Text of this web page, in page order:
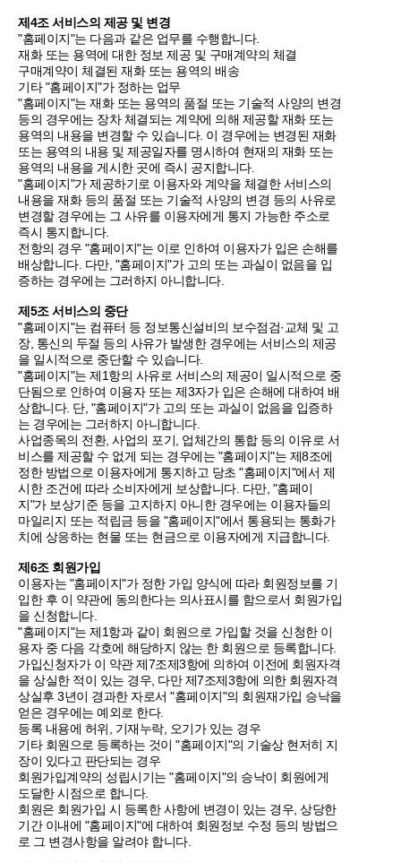
제4조 서비스의 제공 및 변경
"홈페이지"는 다음과 같은 업무를 수행합니다.
재화 또는 용역에 대한 정보 제공 및 구매계약의 체결
구매계약이 체결된 재화 또는 용역의 배송
기타 "홈페이지"가 정하는 업무
"홈페이지"는 재화 또는 용역의 품절 또는 기술적 사양의 변경
등의 경우에는 장차 체결되는 계약에 의해 제공할 재화 또는
용역의 내용을 변경할 수 있습니다. 이 경우에는 변경된 재화
또는 용역의 내용 및 제공일자를 명시하여 현재의 재화 또는
용역의 내용을 게시한 곳에 즉시 공지합니다.
"홈페이지"가 제공하기로 이용자와 계약을 체결한 서비스의
내용을 재화 등의 품절 또는 기술적 사양의 변경 등의 사유로
변경할 경우에는 그 사유를 이용자에게 통지 가능한 주소로
즉시 통지합니다.
전항의 경우 "홈페이지"는 이로 인하여 이용자가 입은 손해를
배상합니다. 다만, "홈페이지"가 고의 또는 과실이 없음을 입
증하는 경우에는 그러하지 아니합니다.
제5조 서비스의 중단
"홈페이지"는 컴퓨터 등 정보통신설비의 보수점검·교체 및 고
장, 통신의 두절 등의 사유가 발생한 경우에는 서비스의 제공
을 일시적으로 중단할 수 있습니다.
"홈페이지"는 제1항의 사유로 서비스의 제공이 일시적으로 중
단됨으로 인하여 이용자 또는 제3자가 입은 손해에 대하여 배
상합니다. 단, "홈페이지"가 고의 또는 과실이 없음을 입증하
는 경우에는 그러하지 아니합니다.
사업종목의 전환, 사업의 포기, 업체간의 통합 등의 이유로 서
비스를 제공할 수 없게 되는 경우에는 "홈페이지"는 제8조에
정한 방법으로 이용자에게 통지하고 당초 "홈페이지"에서 제
시한 조건에 따라 소비자에게 보상합니다. 다만, "홈페이
지"가 보상기준 등을 고지하지 아니한 경우에는 이용자들의
마일리지 또는 적립금 등을 "홈페이지"에서 통용되는 통화가
치에 상응하는 현물 또는 현금으로 이용자에게 지급합니다.
제6조 회원가입
이용자는 "홈페이지"가 정한 가입 양식에 따라 회원정보를 기
입한 후 이 약관에 동의한다는 의사표시를 함으로서 회원가입
을 신청합니다.
"홈페이지"는 제1항과 같이 회원으로 가입할 것을 신청한 이
용자 중 다음 각호에 해당하지 않는 한 회원으로 등록합니다.
가입신청자가 이 약관 제7조제3항에 의하여 이전에 회원자격
을 상실한 적이 있는 경우, 다만 제7조제3항에 의한 회원자격
상실후 3년이 경과한 자로서 "홈페이지"의 회원재가입 승낙을
얻은 경우에는 예외로 한다.
등록 내용에 허위, 기재누락, 오기가 있는 경우
기타 회원으로 등록하는 것이 "홈페이지"의 기술상 현저히 지
장이 있다고 판단되는 경우
회원가입계약의 성립시기는 "홈페이지"의 승낙이 회원에게
도달한 시점으로 합니다.
회원은 회원가입 시 등록한 사항에 변경이 있는 경우, 상당한
기간 이내에 "홈페이지"에 대하여 회원정보 수정 등의 방법으
로 그 변경사항을 알려야 합니다.